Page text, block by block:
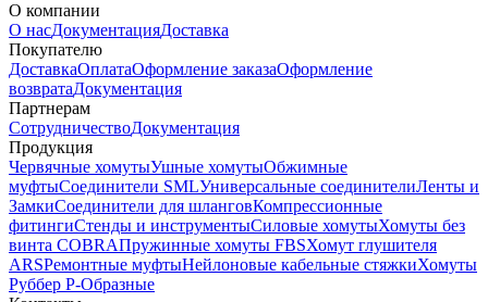
О компании
О насДокументацияДоставка
Покупателю
ДоставкаОплатаОформление заказаОформление
возвратаДокументация
Партнерам
СотрудничествоДокументация
Продукция
Червячные хомутыУшные хомутыОбжимные
муфтыСоединители SMLУниверсальные соединителиЛенты и
ЗамкиСоединители для шланговКомпрессионные
фитингиСтенды и инструментыСиловые хомутыХомуты без
винта COBRAПружинные хомуты FBSХомут глушителя
ARSРемонтные муфтыНейлоновые кабельные стяжкиХомуты
Руббер Р-Образные